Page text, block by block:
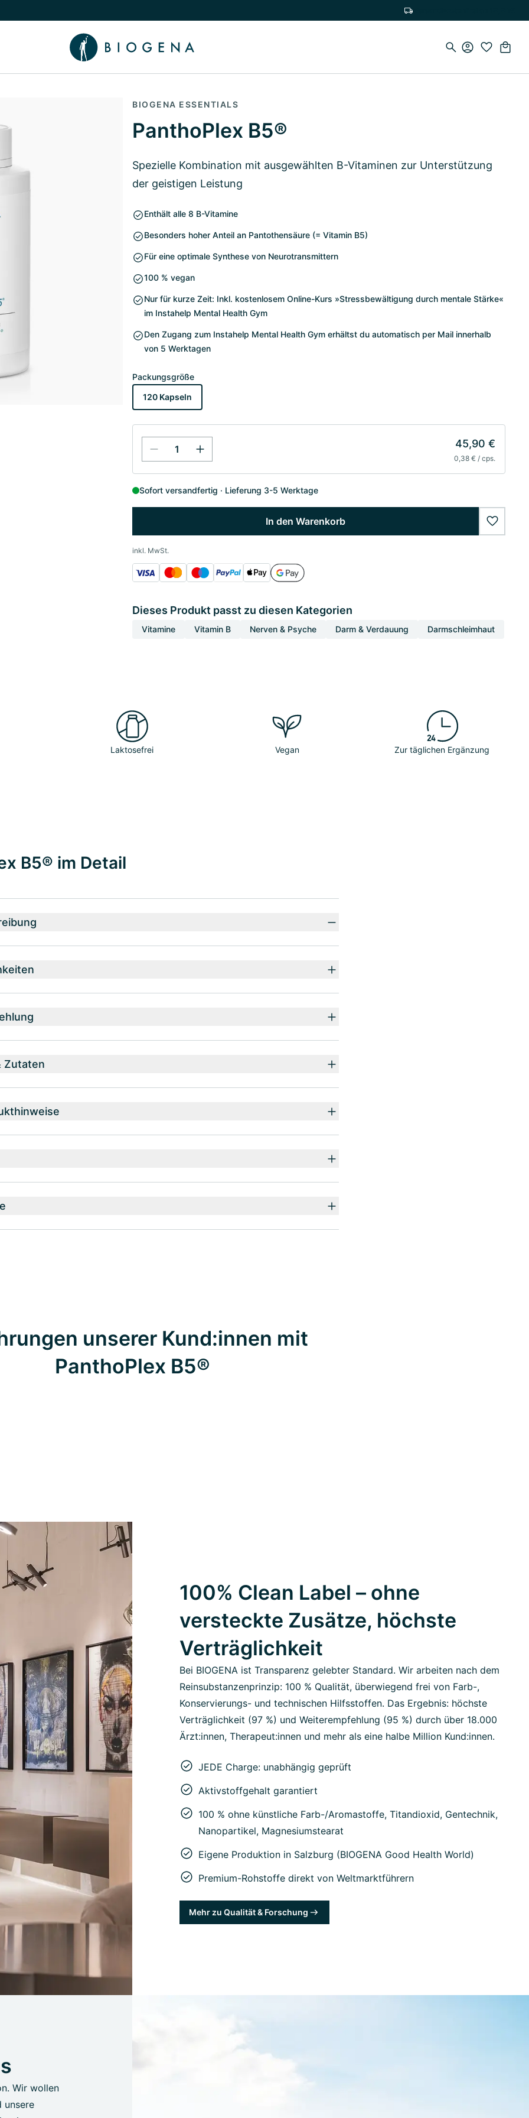
Wissen umschalten
BIOGENA ESSENTIALS
PanthoPlex B5®
Spezielle Kombination mit ausgewählten B-Vitaminen zur Unterstützung
der geistigen Leistung
Enthält alle 8 B-Vitamine
Besonders hoher Anteil an Pantothensäure (= Vitamin B5)
Für eine optimale Synthese von Neurotransmittern
100 % vegan
Nur für kurze Zeit: Inkl. kostenlosem Online-Kurs »Stressbewältigung durch mentale Stärke«
im Instahelp Mental Health Gym
Den Zugang zum Instahelp Mental Health Gym erhältst du automatisch per Mail innerhalb
von 5 Werktagen
Packungsgröße
120 Kapseln
45,90 €
0,38 € / cps.
Sofort versandfertig Lieferung 3-5 Werktage
In den Warenkorb
inkl. MwSt.
Dieses Produkt passt zu diesen Kategorien
Vitamine Vitamin B Nerven & Psyche Darm & Verdauung Darmschleimhaut
Laktosefrei Vegan Zur täglichen Ergänzung
B5® im Detail
Zutaten
unserer Kund:innen mit
PanthoPlex B5®
100% Clean Label – ohne
versteckte Zusätze, höchste
Verträglichkeit
Bei BIOGENA ist Transparenz gelebter Standard. Wir arbeiten nach dem
Reinsubstanzenprinzip: 100 % Qualität, überwiegend frei von Farb-,
Konservierungs- und technischen Hilfsstoffen. Das Ergebnis: höchste
Verträglichkeit (97 %) und Weiterempfehlung (95 %) durch über 18.000
Ärzt:innen, Therapeut:innen und mehr als eine halbe Million Kund:innen.
JEDE Charge: unabhängig geprüft
Aktivstoffgehalt garantiert
100 % ohne künstliche Farb-/Aromastoffe, Titandioxid, Gentechnik,
Nanopartikel, Magnesiumstearat
Eigene Produktion in Salzburg (BIOGENA Good Health World)
Premium-Rohstoffe direkt von Weltmarktführern
Mehr zu Qualität & Forschung
Wir wollen
unsere